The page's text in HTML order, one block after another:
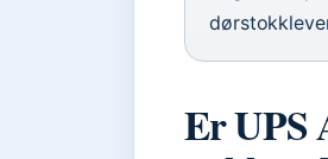
Er UPS